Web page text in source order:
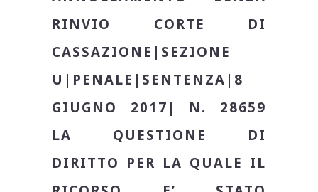
RINVIO
CORTE DI
CASSAZIONE |SEZIONE
U| PENALE | SENTENZA |8
GIUGNO 2017|
N. 28659
LA QUESTIONE DI
DIRITTO PER LA QUALE IL